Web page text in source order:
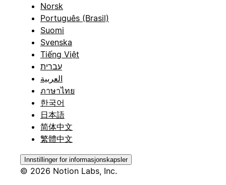
Norsk
Português (Brasil)
Suomi
Svenska
Tiếng Việt
עברית
العربية
ภาษาไทย
한국어
日本語
简体中文
繁體中文
Innstillinger for informasjonskapsler
© 2026 Notion Labs, Inc.